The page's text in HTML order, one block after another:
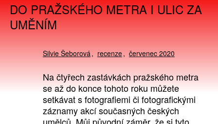
DO PRAŽSKÉHO METRA I ULIC ZA
UMĚNÍM
Silvie Šeborová recenze červenec 2020
Na čtyřech zastávkách pražského metra
se až do konce tohoto roku můžete
setkávat s fotografiemi či fotografickými
záznamy akcí současných českých